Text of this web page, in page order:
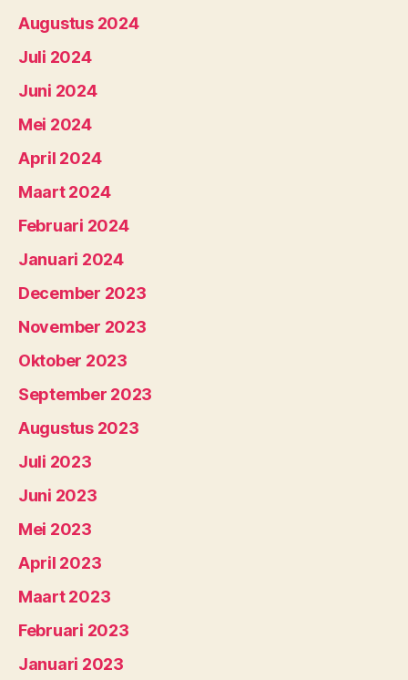
Augustus 2024
Juli 2024
Juni 2024
Mei 2024
April 2024
Maart 2024
Februari 2024
Januari 2024
December 2023
November 2023
Oktober 2023
September 2023
Augustus 2023
Juli 2023
Juni 2023
Mei 2023
April 2023
Maart 2023
Februari 2023
Januari 2023